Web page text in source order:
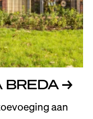
BREDA →
aan